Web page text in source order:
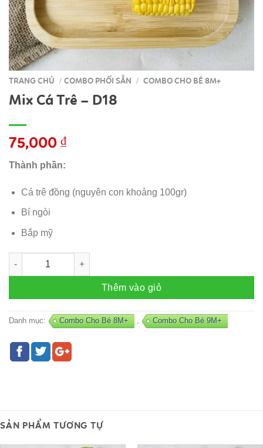
TRANG CHỦ / COMBO PHỐI SẴN / COMBO CHO BÉ 8M+
Mix Cá Trê – D18
75,000 ₫
Thành phần:
Cá trê đồng (nguyên con khoảng 100gr)
Bí ngòi
Bắp mỹ
Mix Cá Trê - D18 số lượng
Thêm vào giỏ
Danh mục: Combo Cho Bé 8M+ , Combo Cho Bé 9M+
SẢN PHẨM TƯƠNG TỰ